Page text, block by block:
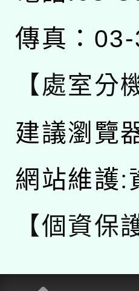
傳真：
【處室分
建議瀏覽
網站維護:
【個資保